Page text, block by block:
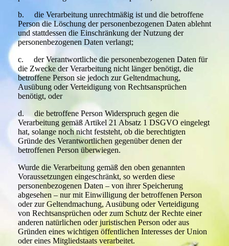
b. die Verarbeitung unrechtmäßig ist und die betroffene
Person die Löschung der personenbezogenen Daten ablehnt
und stattdessen die Einschränkung der Nutzung der
personenbezogenen Daten verlangt;
c. der Verantwortliche die personenbezogenen Daten für
die Zwecke der Verarbeitung nicht länger benötigt, die
betroffene Person sie jedoch zur Geltendmachung,
Ausübung oder Verteidigung von Rechtsansprüchen
benötigt, oder
d. die betroffene Person Widerspruch gegen die
Verarbeitung gemäß Artikel 21 Absatz 1 DSGVO eingelegt
hat, solange noch nicht feststeht, ob die berechtigten
Gründe des Verantwortlichen gegenüber denen der
betroffenen Person überwiegen.
Wurde die Verarbeitung gemäß den oben genannten
Voraussetzungen eingeschränkt, so werden diese
personenbezogenen Daten – von ihrer Speicherung
abgesehen – nur mit Einwilligung der betroffenen Person
oder zur Geltendmachung, Ausübung oder Verteidigung
von Rechtsansprüchen oder zum Schutz der Rechte einer
anderen natürlichen oder juristischen Person oder aus
Gründen eines wichtigen öffentlichen Interesses der Union
oder eines Mitgliedstaats verarbeitet.